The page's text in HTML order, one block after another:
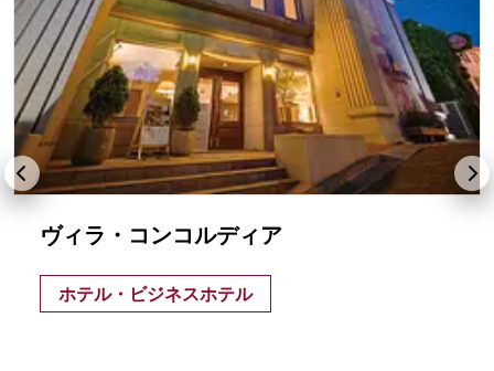
ヴィラ・コンコルディア
ホテル・ビジネスホテル